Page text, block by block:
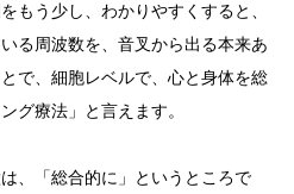
もう少し、わかりやすくすると、
る周波数を、音叉から出る本来あ
で、細胞レベルで、心と身体を総
グ療法」と言えます。
、「総合的に」というところで